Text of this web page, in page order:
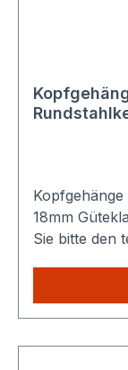
18mm Güteklasse 8 / G80 Die Maße entnehmen
Sie bitte den
unserem
die höheren